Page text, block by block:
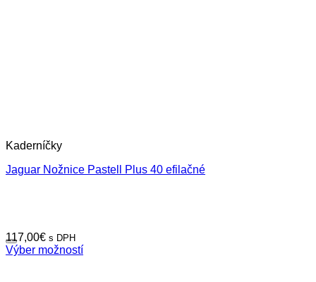
Kaderníčky
Jaguar Nožnice Pastell Plus 40 efilačné
117,00€ s DPH
Výber možností